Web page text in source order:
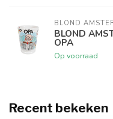
BLOND
BLOND
OPA
Op voorraad
Recent bekeken